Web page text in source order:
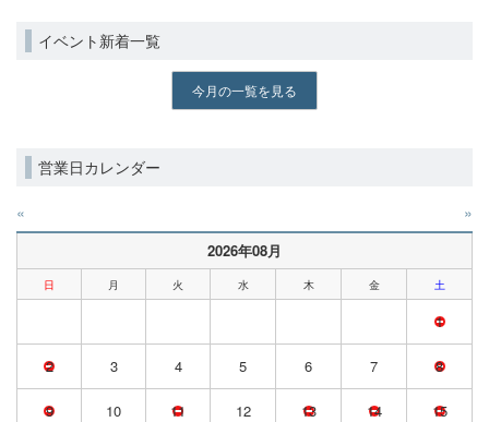
イベント新着一覧
今月の一覧を見る
営業日カレンダー
« »
2026年08月
日 月 火 水 木 金 土
1
2 3 4 5 6 7 8
9 10 11 12 13 14 15